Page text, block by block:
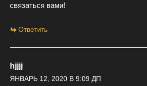
связаться вами!
Ответить
hjjjj
ЯНВАРЬ 12, 2020 В 9:09 ДП